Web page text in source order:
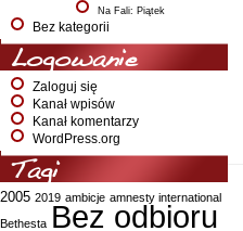
Na Fali: Piątek
Bez kategorii
Logowanie
Zaloguj się
Kanał wpisów
Kanał komentarzy
WordPress.org
Tagi
2005 2019 ambicje amnesty international
Bethesta Bez odbioru